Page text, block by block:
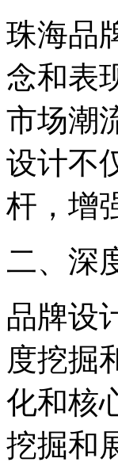
珠海品
念和表
市场潮
设计不
杆，增
二、深
品牌设
度挖掘
化和核
挖掘和